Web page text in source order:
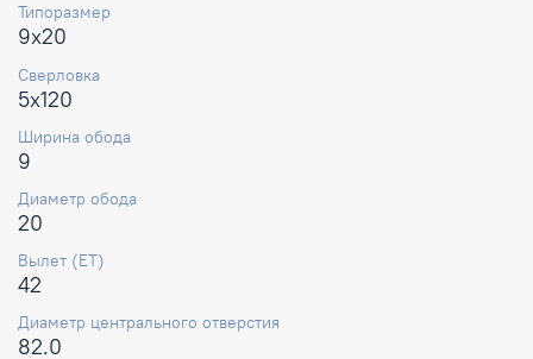
Типоразмер
9x20
Сверловка
5x120
Ширина обода
9
Диаметр обода
20
Вылет (ET)
42
Диаметр центрального отверстия
82.0